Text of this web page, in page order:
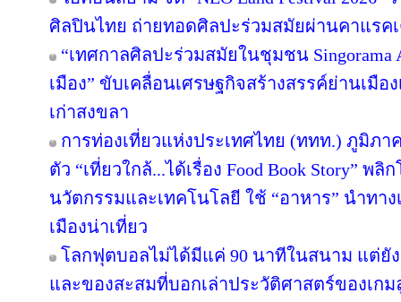
ศิลปินไทย ถ่ายทอดศิลปะร่วมสมัยผ่านคาแรค
“เทศกาลศิลปะร่วมสมัยในชุมชน Singorama
เมือง” ขับเคลื่อนเศรษฐกิจสร้างสรรค์ย่านเมือ
เก่าสงขลา
การท่องเที่ยวแห่งประเทศไทย (ททท.) ภูมิภ
ตัว “เที่ยวใกล้...ได้เรื่อง Food Book Story” พ
นวัตกรรมและเทคโนโลยี ใช้ “อาหาร” นำทาง
เมืองน่าเที่ยว
โลกฟุตบอลไม่ได้มีแค่ 90 นาทีในสนาม แต่ยัง
และของสะสมที่บอกเล่าประวัติศาสตร์ของเก